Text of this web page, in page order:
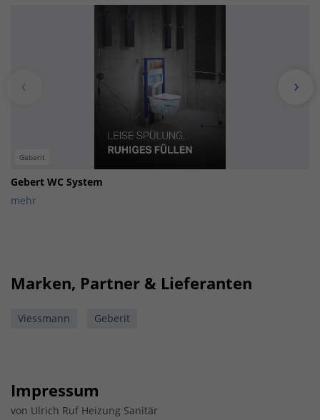
Geberit
Gebert WC System
mehr
Marken, Partner & Lieferanten
Viessmann Geberit
Impressum
von Ulrich Ruf Heizung Sanitär